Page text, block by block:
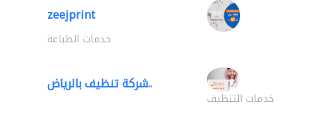
zeejprint
خدمات الطباعة
شركة تنظيف بالرياض..
خدمات التنظيف